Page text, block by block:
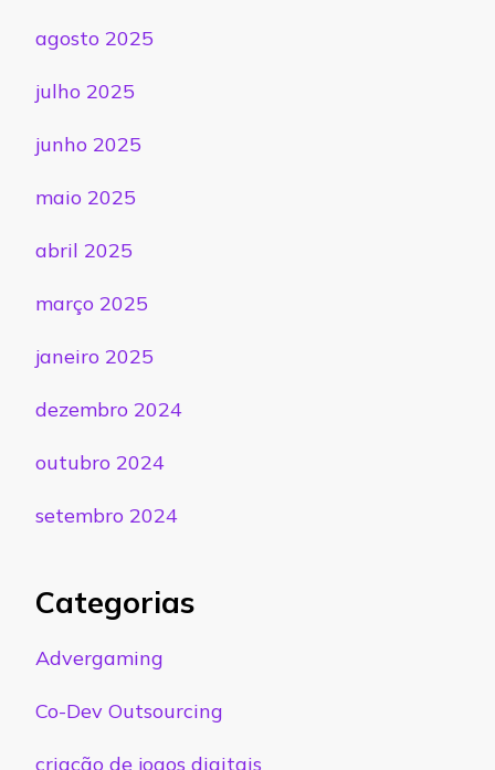
agosto 2025
julho 2025
junho 2025
maio 2025
abril 2025
março 2025
janeiro 2025
dezembro 2024
outubro 2024
setembro 2024
Categorias
Advergaming
Co-Dev Outsourcing
criação de jogos digitais